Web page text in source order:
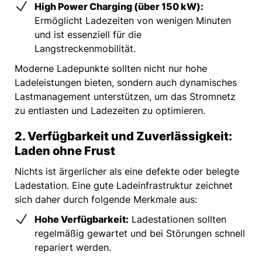
High Power Charging (über 150 kW):
Ermöglicht Ladezeiten von wenigen Minuten
und ist essenziell für die
Langstreckenmobilität.
Moderne Ladepunkte sollten nicht nur hohe
Ladeleistungen bieten, sondern auch dynamisches
Lastmanagement unterstützen, um das Stromnetz
zu entlasten und Ladezeiten zu optimieren.
2. Verfügbarkeit und Zuverlässigkeit:
Laden ohne Frust
Nichts ist ärgerlicher als eine defekte oder belegte
Ladestation. Eine gute Ladeinfrastruktur zeichnet
sich daher durch folgende Merkmale aus:
Hohe Verfügbarkeit: Ladestationen sollten
regelmäßig gewartet und bei Störungen schnell
repariert werden.